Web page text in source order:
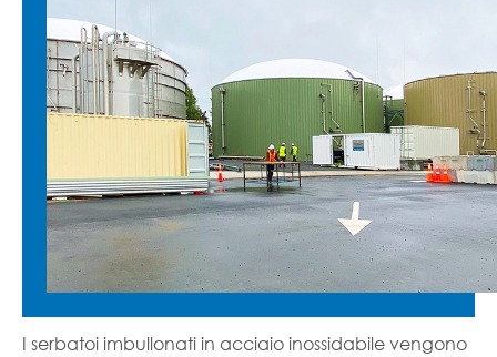
I serbatoi imbullonati in acciaio inossidabile vengono